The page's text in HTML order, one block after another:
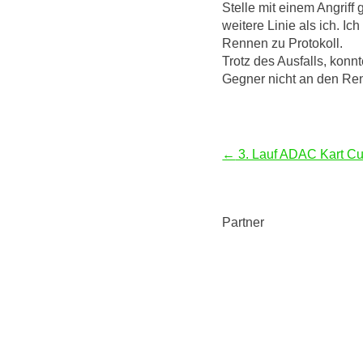
Stelle mit einem Angriff
weitere Linie als ich.
Rennen zu Protokoll.
Trotz des Ausfalls,
Gegner nicht an den
Beitragsnavigation
← 3. Lauf ADAC Kart
Partner